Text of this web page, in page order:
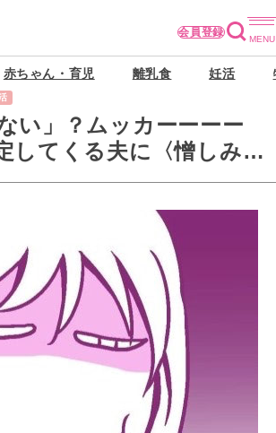
会員登録
赤ちゃん・育児 離乳食 妊活
い」？ムッカーーーー
してくる夫に〈憎しみ〉
！【離婚メシ始めました